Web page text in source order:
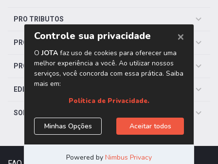
PRO TRIBUTOS
PRO TRABALHISTA
PRO SAÚDE
EDITORIAS
SOBRE O JOTA